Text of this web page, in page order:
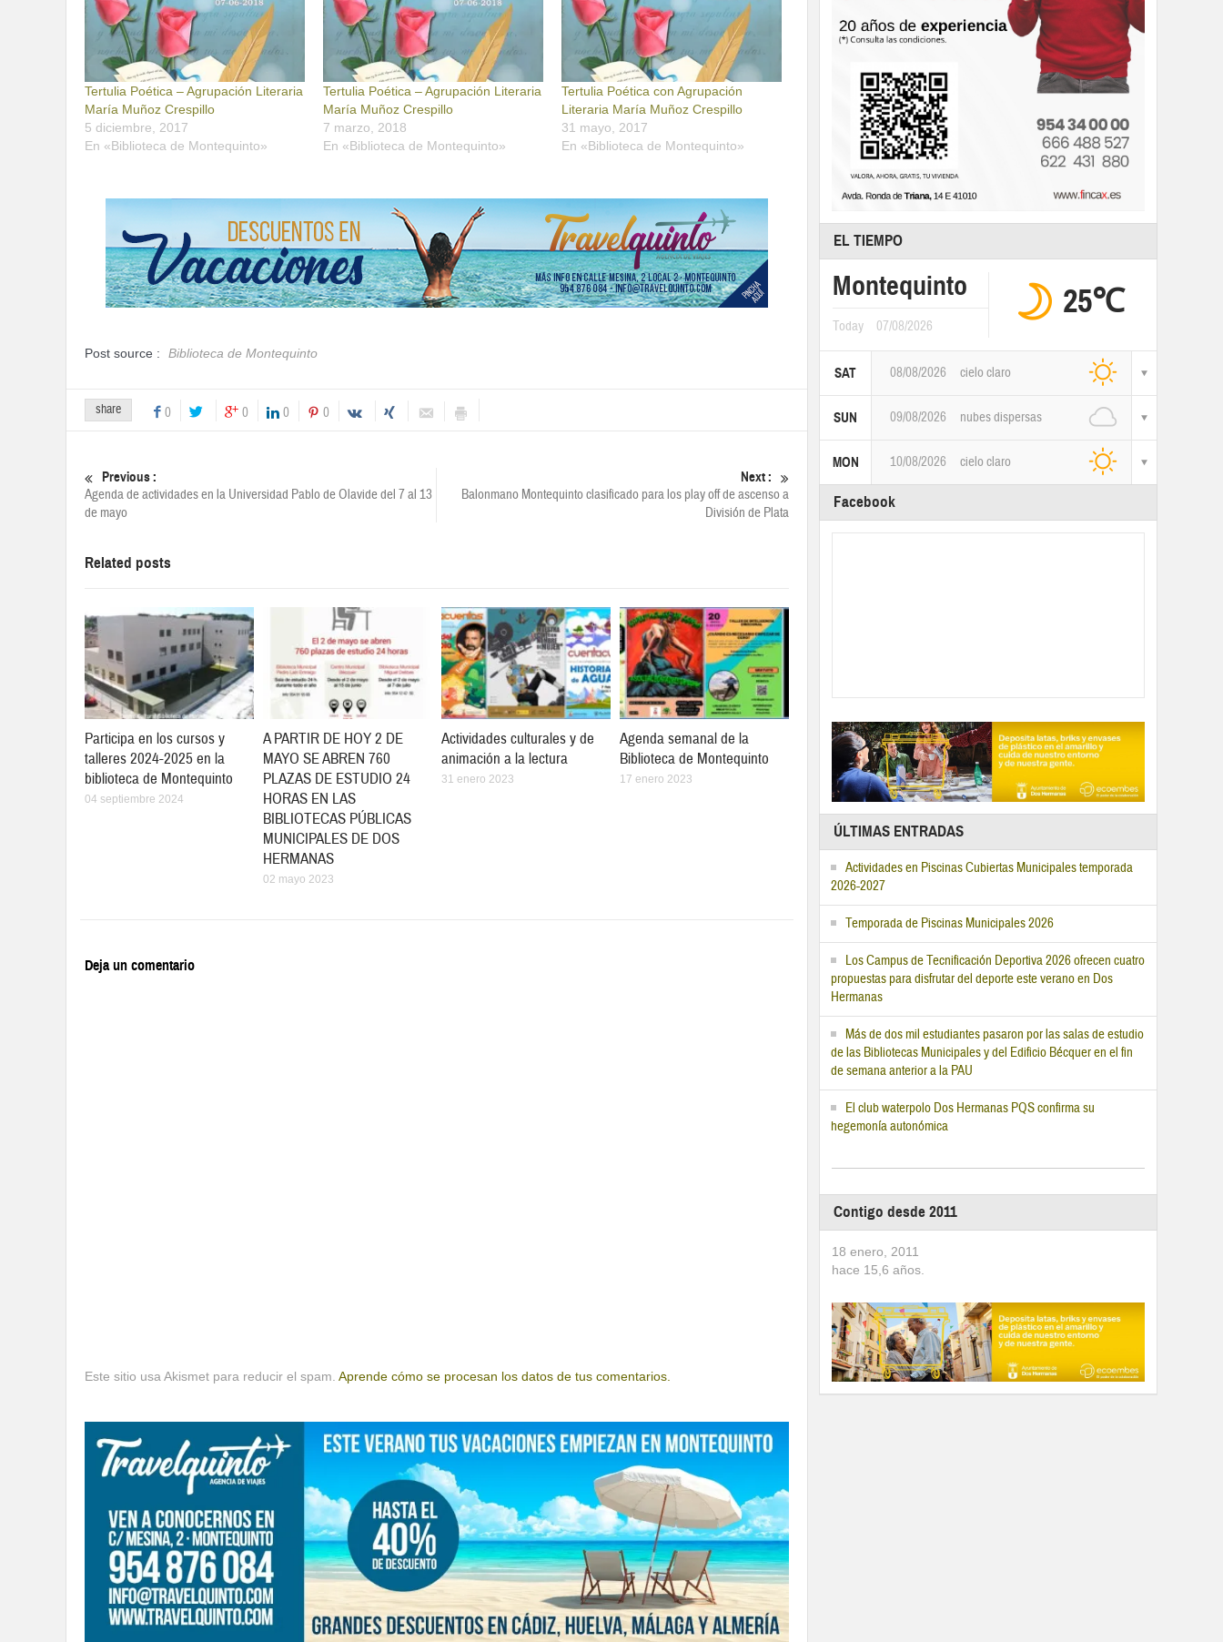
Tertulia Poética – Agrupación Literaria
María Muñoz Crespillo
5 diciembre, 2017
En «Biblioteca de Montequinto»
Tertulia Poética – Agrupación Literaria
María Muñoz Crespillo
7 marzo, 2018
En «Biblioteca de Montequinto»
Tertulia Poética con Agrupación
Literaria María Muñoz Crespillo
31 mayo, 2017
En «Biblioteca de Montequinto»
Post source : Biblioteca de Montequinto
share 0 0 0 0
Previous :
Agenda de actividades en la Universidad Pablo de Olavide del 7 al 13
de mayo
Next :
Balonmano Montequinto clasificado para los play off de ascenso a
División de Plata
Related posts
Participa en los cursos y
talleres 2024-2025 en la
biblioteca de Montequinto
04 septiembre 2024
A PARTIR DE HOY 2 DE
MAYO SE ABREN 760
PLAZAS DE ESTUDIO 24
HORAS EN LAS
BIBLIOTECAS PÚBLICAS
MUNICIPALES DE DOS
HERMANAS
02 mayo 2023
Actividades culturales y de
animación a la lectura
31 enero 2023
Agenda semanal de la
Biblioteca de Montequinto
17 enero 2023
Deja un comentario
Este sitio usa Akismet para reducir el spam. Aprende cómo se procesan los datos de tus comentarios.
EL TIEMPO
Montequinto
Today 07/08/2026
25℃
SAT 08/08/2026 cielo claro
SUN 09/08/2026 nubes dispersas
MON 10/08/2026 cielo claro
Facebook
ÚLTIMAS ENTRADAS
Actividades en Piscinas Cubiertas Municipales temporada
2026-2027
Temporada de Piscinas Municipales 2026
Los Campus de Tecnificación Deportiva 2026 ofrecen cuatro
propuestas para disfrutar del deporte este verano en Dos
Hermanas
Más de dos mil estudiantes pasaron por las salas de estudio
de las Bibliotecas Municipales y del Edificio Bécquer en el fin
de semana anterior a la PAU
El club waterpolo Dos Hermanas PQS confirma su
hegemonía autonómica
Contigo desde 2011
18 enero, 2011
hace 15,6 años.